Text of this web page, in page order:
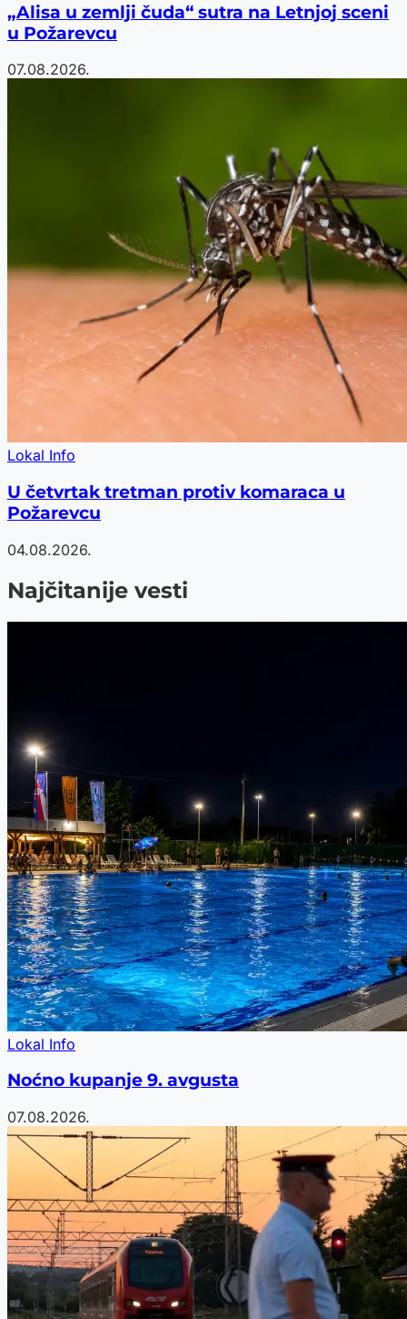
„Alisa u zemlji čuda“ sutra na Letnjoj sceni
u Požarevcu
07.08.2026.
Lokal Info
U četvrtak tretman protiv komaraca u
Požarevcu
04.08.2026.
Najčitanije vesti
Lokal Info
Noćno kupanje 9. avgusta
07.08.2026.